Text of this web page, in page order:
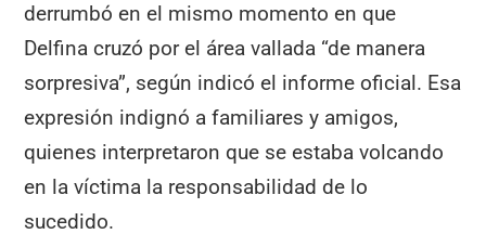
derrumbó en el mismo momento en que
Delfina cruzó por el área vallada “de manera
sorpresiva”, según indicó el informe oficial. Esa
expresión indignó a familiares y amigos,
quienes interpretaron que se estaba volcando
en la víctima la responsabilidad de lo
sucedido.